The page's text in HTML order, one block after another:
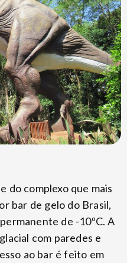
do complexo que mais
bar de gelo do Brasil,
de -10ºC. A
com paredes e
ao bar é feito em